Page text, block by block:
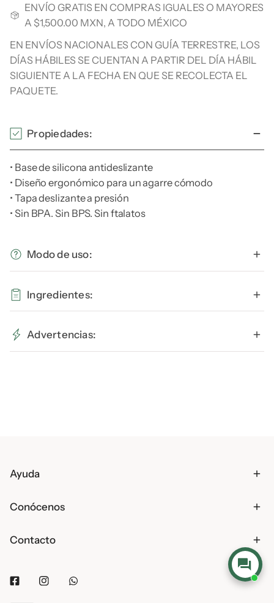
ENVÍO GRATIS EN COMPRAS IGUALES O MAYORES
A $1,500.00 MXN, A TODO MÉXICO
EN ENVÍOS NACIONALES CON GUÍA TERRESTRE, LOS
DÍAS HÁBILES SE CUENTAN A PARTIR DEL DÍA HÁBIL
SIGUIENTE A LA FECHA EN QUE SE RECOLECTA EL
PAQUETE.
Propiedades:
• Base de silicona antideslizante
• Diseño ergonómico para un agarre cómodo
• Tapa deslizante a presión
• Sin BPA. Sin BPS. Sin ftalatos
Modo de uso:
Ingredientes:
Advertencias:
Ayuda
Conócenos
Contacto
FacebookInstagram